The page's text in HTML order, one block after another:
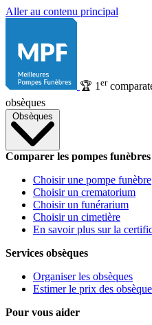
Aller au contenu principal
🏆 1 er
obsèques
Obsèques
Comparer les pompes funèbres
Choisir une pompe funèbre
Choisir un crematorium
Choisir un funérarium
Choisir un cimetière
En savoir plus sur la
Services obsèques
Organiser les obsèques
Estimer le prix des
Pour vous aider